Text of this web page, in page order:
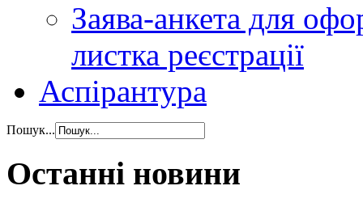
Заява-анкета для
листка реєстрації
Аспірантура
Пошук...
Останні новини